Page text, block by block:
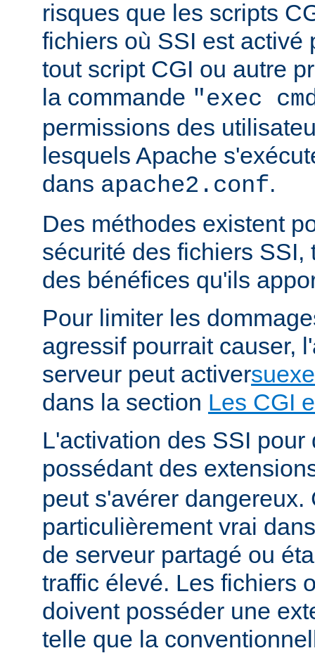
risques que les scripts
fichiers où SSI est activé
tout script CGI ou autre
la commande "exec
permissions des
lesquels Apache
dans apache2.conf.
Des méthodes existent
sécurité des fichiers SSI,
des bénéfices qu'ils
Pour limiter les
agressif pourrait causer,
serveur peut activer
dans la section Les CGI
L'activation des SSI pour
possédant des
peut s'avérer dangereux.
particulièrement vrai
de serveur partagé ou
traffic élevé. Les fichiers
doivent posséder une
telle que la